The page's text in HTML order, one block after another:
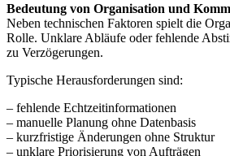
Bedeutung von Organisation und
Neben technischen Faktoren spielt die
Rolle. Unklare Abläufe oder fehlende
zu Verzögerungen.
Typische Herausforderungen sind:
– fehlende Echtzeitinformationen
– manuelle Planung ohne Datenbasis
– kurzfristige Änderungen ohne Struktur
– unklare Priorisierung von Aufträgen